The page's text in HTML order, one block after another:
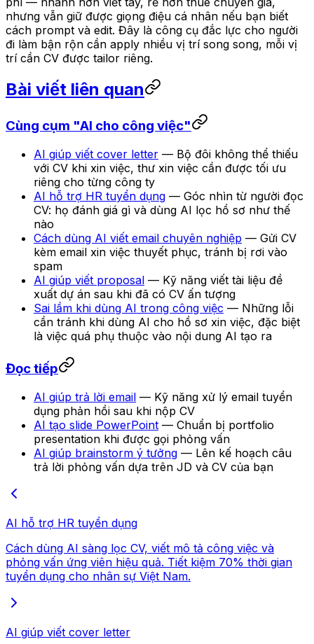
nhưng vẫn giữ được giọng điệu cá nhân nếu bạn biết
cách prompt và edit. Đây là công cụ đắc lực cho người
đi làm bận rộn cần apply nhiều vị trí song song, mỗi vị
trí cần CV được tailor riêng.
Bài viết liên quan
Cùng cụm "AI cho công việc"
AI giúp viết cover letter — Bộ đôi không thể thiếu
với CV khi xin việc, thư xin việc cần được tối ưu
riêng cho từng công ty
AI hỗ trợ HR tuyển dụng — Góc nhìn từ người đọc
CV: họ đánh giá gì và dùng AI lọc hồ sơ như thế
nào
Cách dùng AI viết email chuyên nghiệp — Gửi CV
kèm email xin việc thuyết phục, tránh bị rơi vào
spam
AI giúp viết proposal — Kỹ năng viết tài liệu đề
xuất dự án sau khi đã có CV ấn tượng
Sai lầm khi dùng AI trong công việc — Những lỗi
cần tránh khi dùng AI cho hồ sơ xin việc, đặc biệt
là việc quá phụ thuộc vào nội dung AI tạo ra
Đọc tiếp
AI giúp trả lời email — Kỹ năng xử lý email tuyển
dụng phản hồi sau khi nộp CV
AI tạo slide PowerPoint — Chuẩn bị portfolio
presentation khi được gọi phỏng vấn
AI giúp brainstorm ý tưởng — Lên kế hoạch câu
trả lời phỏng vấn dựa trên JD và CV của bạn
AI hỗ trợ HR tuyển dụng
Cách dùng AI sàng lọc CV, viết mô tả công việc và
phỏng vấn ứng viên hiệu quả. Tiết kiệm 70% thời gian
tuyển dụng cho nhân sự Việt Nam.
AI giúp viết cover letter